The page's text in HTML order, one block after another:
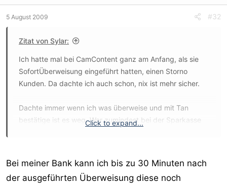
5 August 2009 #32
Zitat von Sylar:
Ich hatte mal bei CamContent ganz am Anfang, als sie
SofortÜberweisung eingeführt hatten, einen Storno
Kunden. Da dachte ich auch schon, nix ist mehr sicher.
Dachte immer wenn ich was überweise und mit Tan
bestätige ist es weg. War zumindest bei der Sparkasse
vielleicht von Bank zu Bank verschieden.
Click to expand...
Bei meiner Bank kann ich bis zu 30 Minuten nach
der ausgeführten Überweisung diese noch